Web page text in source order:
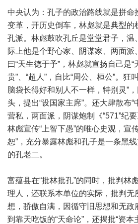
中央认为：孔子的政治路线就是拼命
变革，开历史倒车，林彪就是典型的
孔派。林彪鼓吹孔丘是堂堂君子，温
际上他是个野心家、阴谋家、两面派
曰“天生德于予”，林彪就宣扬自己是“
贵”、“超人”，自比“周公、桓公”。狂
脑袋长得好和别人不一样，特别灵”
头，提出“设国家主席”。还大肆散布“
营私，两面派，阴谋炮制《“571”纪
林彪宣传“上智下愚”的唯心史观，宣传
恕”，充分暴露林彪和孔子是一条黑
的孔老二。
富蕴县在“批林批孔”的同时，批判林
理人，还联系本单位的实际，批判无
想，骄傲自满，因循守旧思想和无政
到靠天吃饭的“天命论”，还揭批“资本